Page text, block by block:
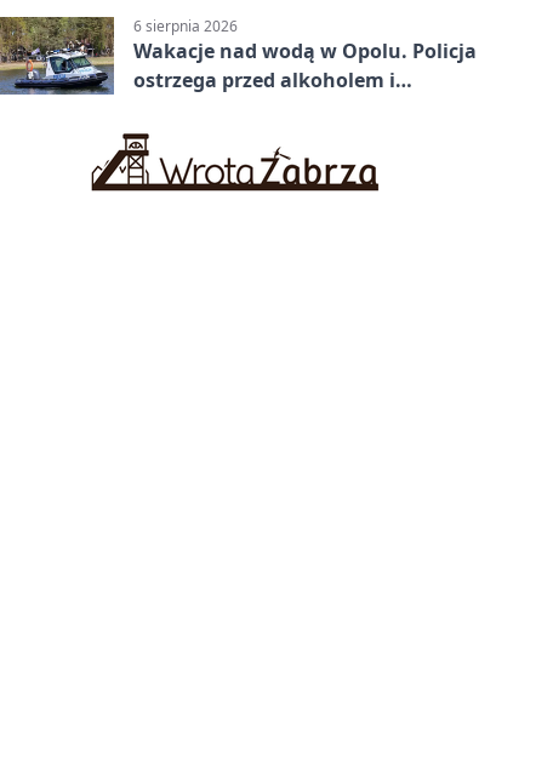
6 sierpnia 2026
Wakacje nad wodą w Opolu. Policja
ostrzega przed alkoholem i